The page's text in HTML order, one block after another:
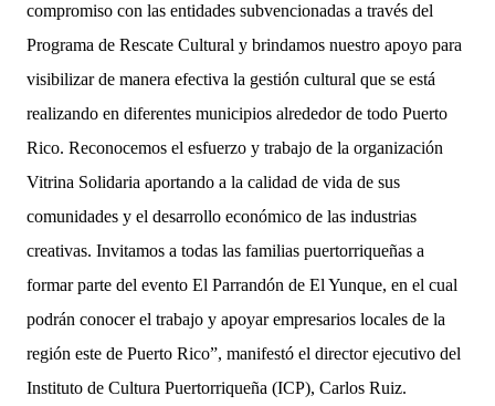
compromiso con las entidades subvencionadas a través del
Programa de Rescate Cultural y brindamos nuestro apoyo para
visibilizar de manera efectiva la gestión cultural que se está
realizando en diferentes municipios alrededor de todo Puerto
Rico. Reconocemos el esfuerzo y trabajo de la organización
Vitrina Solidaria aportando a la calidad de vida de sus
comunidades y el desarrollo económico de las industrias
creativas. Invitamos a todas las familias puertorriqueñas a
formar parte del evento El Parrandón de El Yunque, en el cual
podrán conocer el trabajo y apoyar empresarios locales de la
región este de Puerto Rico”, manifestó el director ejecutivo del
Instituto de Cultura Puertorriqueña (ICP), Carlos Ruiz.